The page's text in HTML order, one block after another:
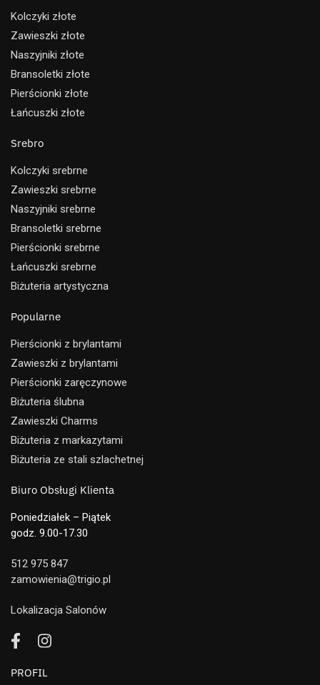
Kolczyki złote
Zawieszki złote
Naszyjniki złote
Bransoletki złote
Pierścionki złote
Łańcuszki złote
Srebro
Kolczyki srebrne
Zawieszki srebrne
Naszyjniki srebrne
Bransoletki srebrne
Pierścionki srebrne
Łańcuszki srebrne
Biżuteria artystyczna
Popularne
Pierścionki z brylantami
Zawieszki z brylantami
Pierścionki zaręczynowe
Biżuteria ślubna
Zawieszki Charms
Biżuteria z markazytami
Biżuteria ze stali szlachetnej
Biuro Obsługi Klienta
Poniedziałek – Piątek
godz. 9.00-17.30
512 975 847
zamowienia@trigio.pl
Lokalizacja Salonów
PROFIL